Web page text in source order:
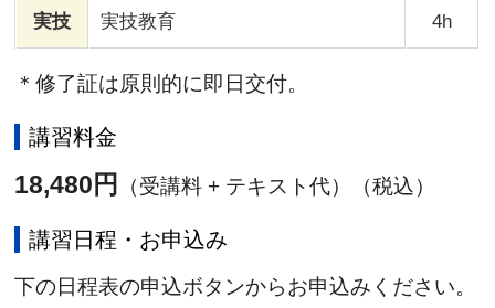
実技 実技教育 4h
＊修了証は原則的に即日交付。
講習料金
18,480円 （受講料 + テキスト代）（税込）
講習日程・お申込み
下の日程表の申込ボタンからお申込みください。